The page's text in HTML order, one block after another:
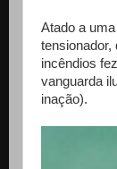
Atado a
tensionador,
incêndios
vanguarda
inação).